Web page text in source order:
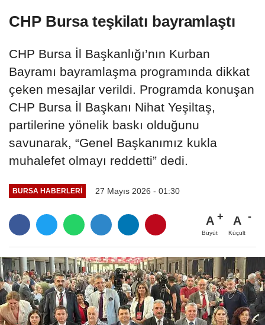
CHP Bursa teşkilatı bayramlaştı
CHP Bursa İl Başkanlığı’nın Kurban
Bayramı bayramlaşma programında dikkat
çeken mesajlar verildi. Programda konuşan
CHP Bursa İl Başkanı Nihat Yeşiltaş,
partilerine yönelik baskı olduğunu
savunarak, “Genel Başkanımız kukla
muhalefet olmayı reddetti” dedi.
BURSA HABERLERI 27 Mayıs 2026 - 01:30
A
Büyüt
A
Küçült